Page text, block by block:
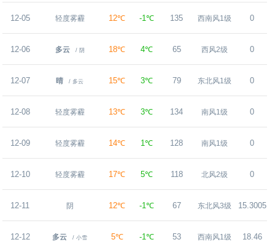
12-05 轻度雾霾 12℃ -1℃ 135 西南风1级 0
12-06 多云 / 阴 18℃ 4℃ 65 西风2级 0
12-07 晴 / 多云 15℃ 3℃ 79 东北风1级 0
12-08 轻度雾霾 13℃ 3℃ 134 南风1级 0
12-09 轻度雾霾 14℃ 1℃ 128 南风1级 0
12-10 轻度雾霾 17℃ 5℃ 118 北风2级 0
12-11 阴 12℃ -1℃ 67 东北风3级 15.3005
12-12 多云 / 小雪 5℃ -1℃ 53 西南风1级 18.46